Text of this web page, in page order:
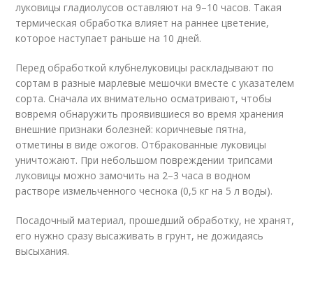
луковицы гладиолусов оставляют на 9–10 часов. Такая
термическая обработка влияет на раннее цветение,
которое наступает раньше на 10 дней.
Перед обработкой клубнелуковицы раскладывают по
сортам в разные марлевые мешочки вместе с указателем
сорта. Сначала их внимательно осматривают, чтобы
вовремя обнаружить проявившиеся во время хранения
внешние признаки болезней: коричневые пятна,
отметины в виде ожогов. Отбракованные луковицы
уничтожают. При небольшом повреждении трипсами
луковицы можно замочить на 2–3 часа в водном
растворе измельченного чеснока (0,5 кг на 5 л воды).
Посадочный материал, прошедший обработку, не хранят,
его нужно сразу высаживать в грунт, не дожидаясь
высыхания.